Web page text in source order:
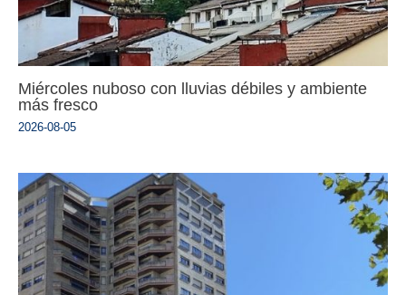
Miércoles nuboso con lluvias débiles y ambiente
más fresco
2026-08-05